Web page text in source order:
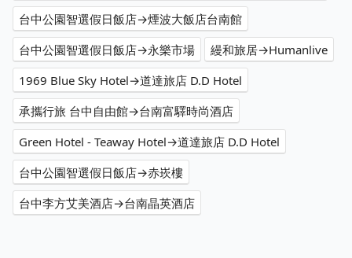
台中公園智選假日飯店→煙波大飯店台南館
台中公園智選假日飯店→永樂市場
縵和旅居→Humanlive
1969 Blue Sky Hotel→道達旅店 D.D Hotel
承攜行旅 台中自由館→台南富驛時尚酒店
Green Hotel - Teaway Hotel→道達旅店 D.D Hotel
台中公園智選假日飯店→赤崁樓
台中李方艾美酒店→台南晶英酒店